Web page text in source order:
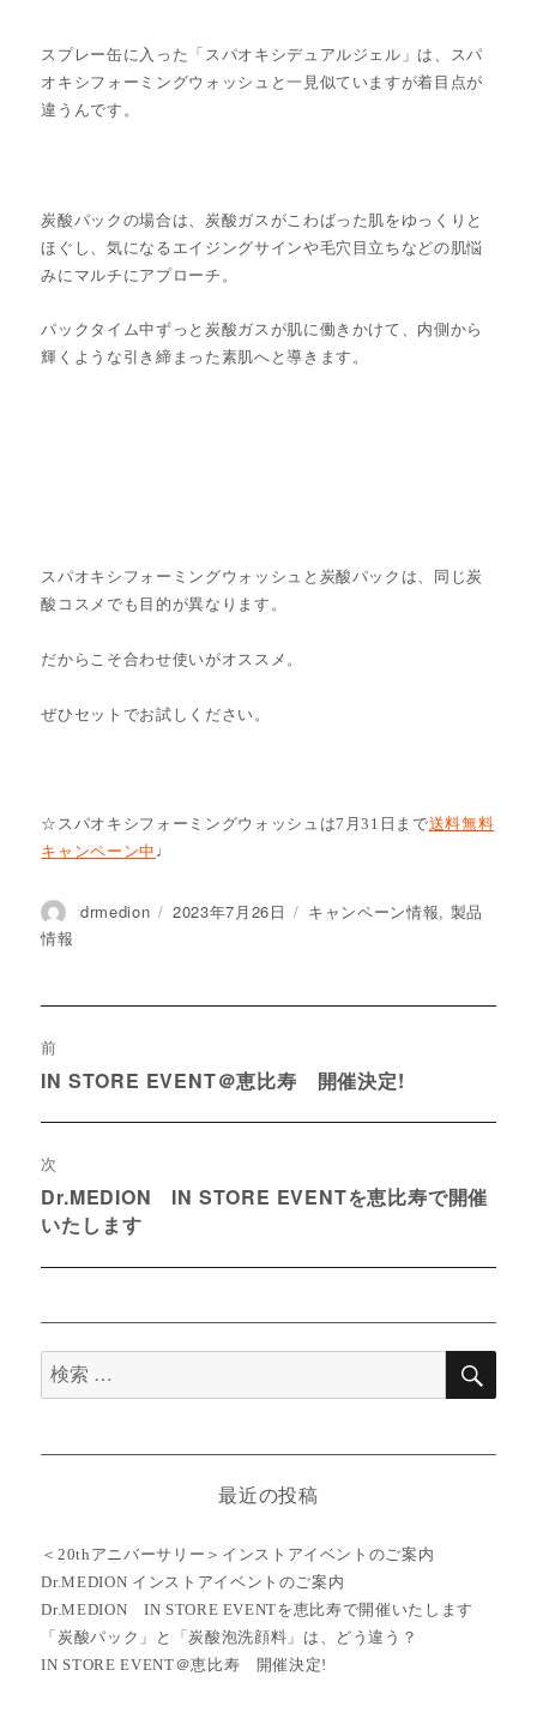
スプレー缶に入った「スパオキシデュアルジェル」は、スパ
オキシフォーミングウォッシュと一見似ていますが着目点が
違うんです。
炭酸パックの場合は、炭酸ガスがこわばった肌をゆっくりと
ほぐし、気になるエイジングサインや毛穴目立ちなどの肌悩
みにマルチにアプローチ。
パックタイム中ずっと炭酸ガスが肌に働きかけて、内側から
輝くような引き締まった素肌へと導きます。
スパオキシフォーミングウォッシュと炭酸パックは、同じ炭
酸コスメでも目的が異なります。
だからこそ合わせ使いがオススメ。
ぜひセットでお試しください。
☆スパオキシフォーミングウォッシュは7月31日まで送料無料
キャンペーン中 ♩
投
drmedion
投
2023年7月26日
カ
ー
キャンペーン情報, 製品
情報
稿
ビ
ゲ
ー
シ
ョ
ン
前
過
投
稿:
IN STORE EVENT＠恵比寿 開催決定!
次
次
の
Dr.MEDION IN STORE EVENTを恵比寿で開催
いたします
検
検
最近の投稿
＜20thアニバーサリー＞インストアイベントのご案内
Dr.MEDION インストアイベントのご案内
Dr.MEDION IN STORE EVENTを恵比寿で開催いたします
「炭酸パック」と「炭酸泡洗顔料」は、どう違う？
IN STORE EVENT＠恵比寿 開催決定!